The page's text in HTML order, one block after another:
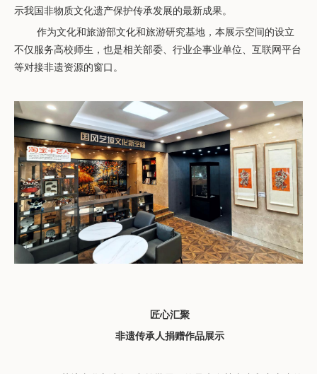
示我国非物质文化遗产保护传承发展的最新成果。
作为文化和旅游部文化和旅游研究基地，本展示空间的设立
不仅服务高校师生，也是相关部委、行业企事业单位、互联网平台
等对接非遗资源的窗口。
匠心汇聚
非遗传承人捐赠作品展示